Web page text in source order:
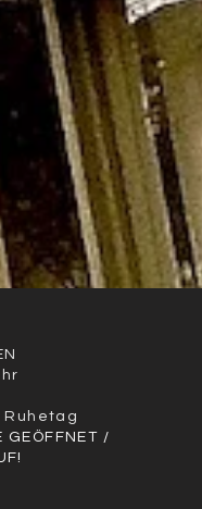
Ruhetag
GEÖFFNET /